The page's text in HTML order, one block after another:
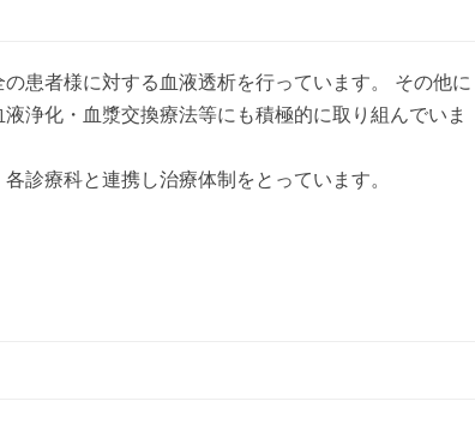
患者様に対する血液透析を行っています。 その他に
浄化・血漿交換療法等にも積極的に取り組んでいま
診療科と連携し治療体制をとっています。